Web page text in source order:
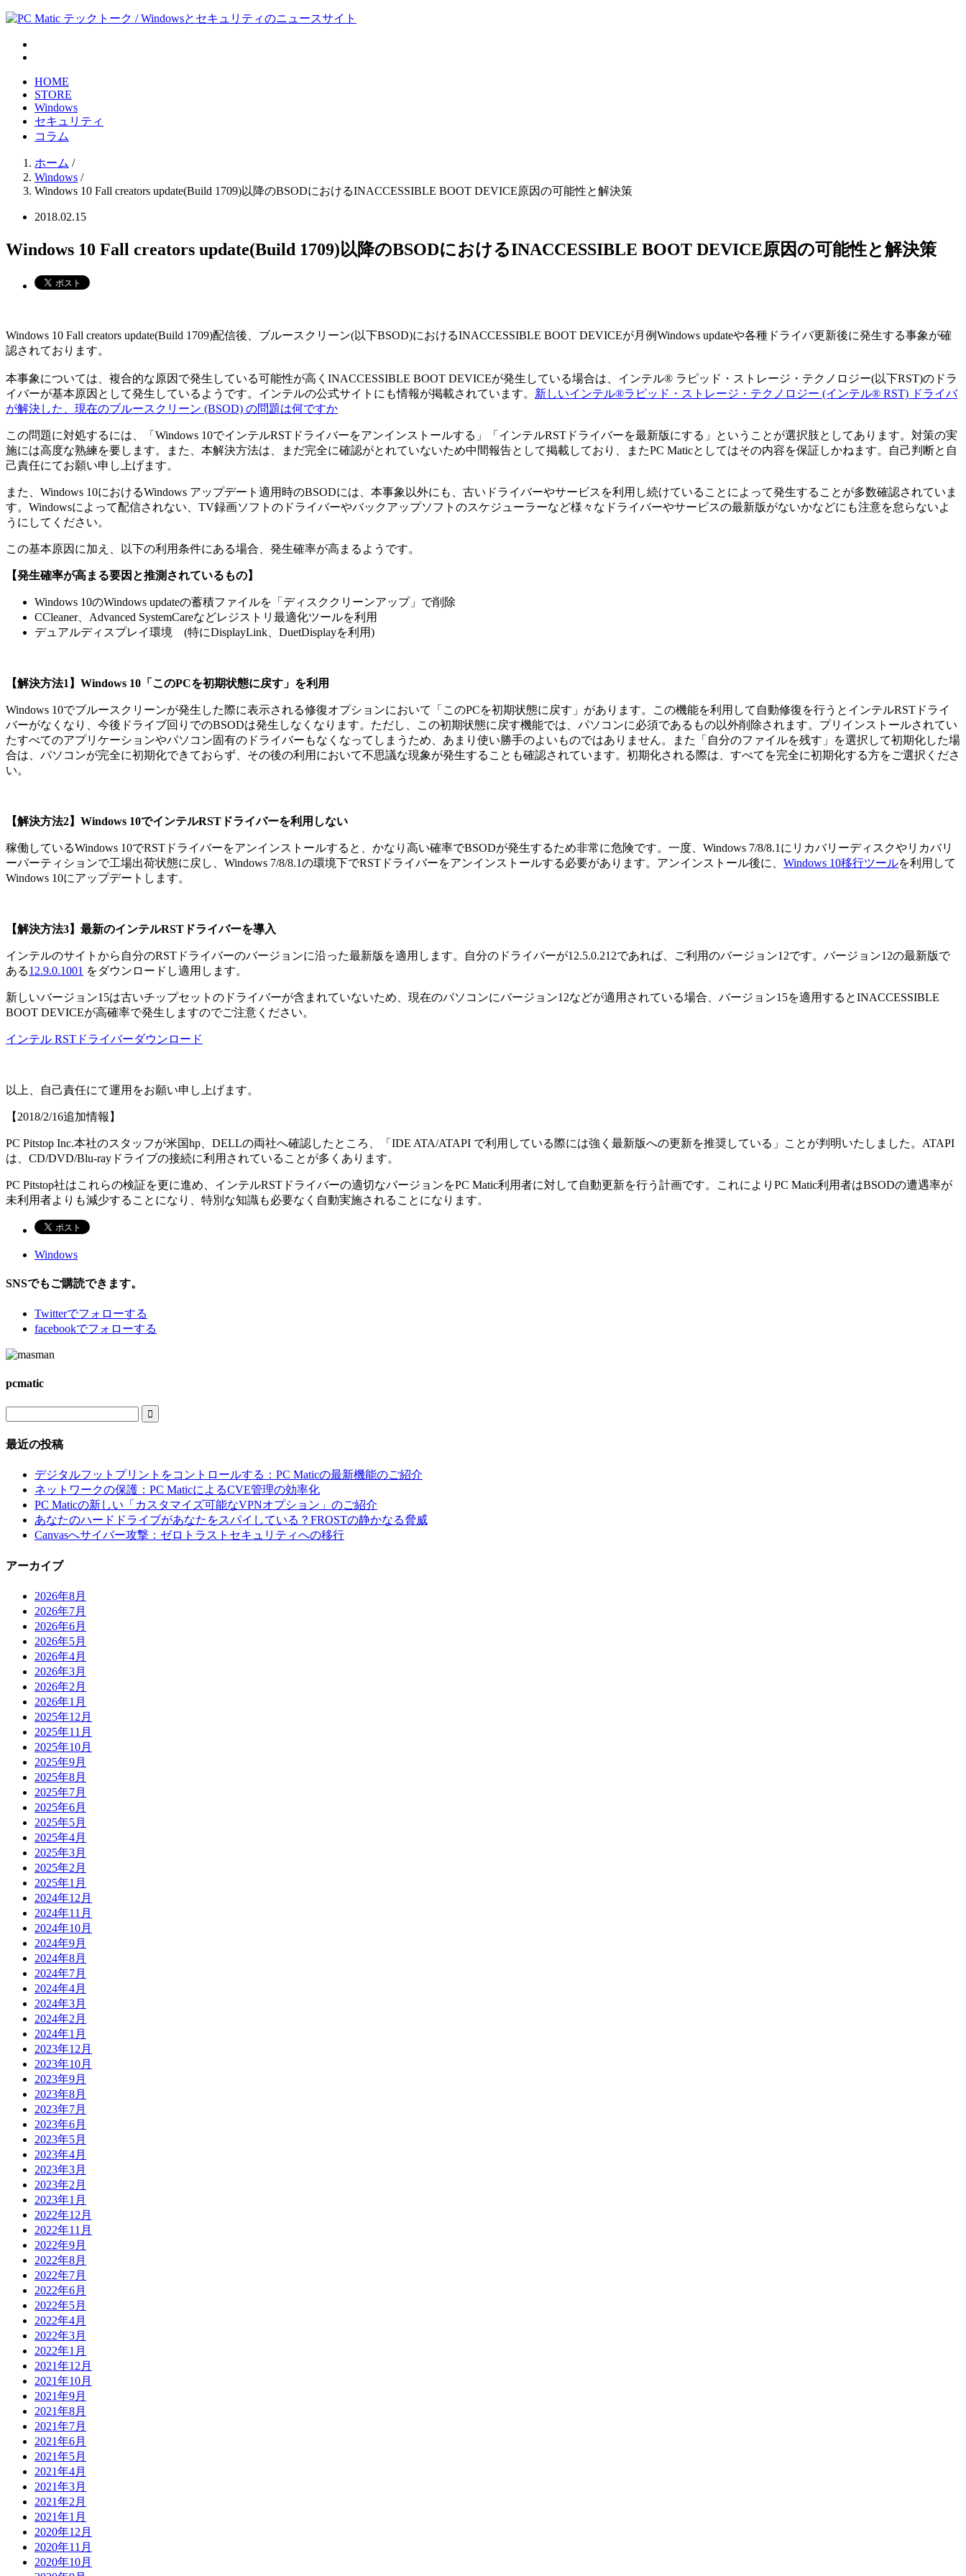
HOME
STORE
Windows
セキュリティ
コラム
ホーム /
Windows /
Windows 10 Fall creators update(Build 1709)以降のBSODにおけるINACCESSIBLE BOOT DEVICE原因の可能性と解決策
2018.02.15
Windows 10 Fall creators update(Build 1709)以降のBSODにおけるINACCESSIBLE BOOT DEVICE原因の可能性と解決策
Windows 10 Fall creators update(Build 1709)配信後、ブルースクリーン(以下BSOD)におけるINACCESSIBLE BOOT DEVICEが月例Windows updateや各種ドライバ更新後に発生する事象が確
認されております。
本事象については、複合的な原因で発生している可能性が高くINACCESSIBLE BOOT DEVICEが発生している場合は、インテル® ラピッド・ストレージ・テクノロジー(以下RST)のドラ
イバーが基本原因として発生しているようです。インテルの公式サイトにも情報が掲載されています。 新しいインテル®ラピッド・ストレージ・テクノロジー (インテル® RST) ドライバ
が解決した、現在のブルースクリーン (BSOD) の問題は何ですか
この問題に対処するには、「Windows 10でインテルRSTドライバーをアンインストールする」「インテルRSTドライバーを最新版にする」ということが選択肢としてあります。対策の実
施には高度な熟練を要します。また、本解決方法は、まだ完全に確認がとれていないため中間報告として掲載しており、またPC Maticとしてはその内容を保証しかねます。自己判断と自
己責任にてお願い申し上げます。
また、Windows 10におけるWindows アップデート適用時のBSODには、本事象以外にも、古いドライバーやサービスを利用し続けていることによって発生することが多数確認されていま
す。Windowsによって配信されない、TV録画ソフトのドライバーやバックアップソフトのスケジューラーなど様々なドライバーやサービスの最新版がないかなどにも注意を怠らないよ
うにしてください。
この基本原因に加え、以下の利用条件にある場合、発生確率が高まるようです。
【発生確率が高まる要因と推測されているもの】
Windows 10のWindows updateの蓄積ファイルを「ディスククリーンアップ」で削除
CCleaner、Advanced SystemCareなどレジストリ最適化ツールを利用
デュアルディスプレイ環境 (特にDisplayLink、DuetDisplayを利用)
【解決方法1】Windows 10「このPCを初期状態に戻す」を利用
Windows 10でブルースクリーンが発生した際に表示される修復オプションにおいて「このPCを初期状態に戻す」があります。この機能を利用して自動修復を行うとインテルRSTドライ
バーがなくなり、今後ドライブ回りでのBSODは発生しなくなります。ただし、この初期状態に戻す機能では、パソコンに必須であるもの以外削除されます。プリインストールされてい
たすべてのアプリケーションやパソコン固有のドライバーもなくなってしまうため、あまり使い勝手のよいものではありません。また「自分のファイルを残す」を選択して初期化した場
合は、パソコンが完全に初期化できておらず、その後の利用において不思議な現象が発生することも確認されています。初期化される際は、すべてを完全に初期化する方をご選択くださ
い。
【解決方法2】Windows 10でインテルRSTドライバーを利用しない
稼働しているWindows 10でRSTドライバーをアンインストールすると、かなり高い確率でBSODが発生するため非常に危険です。一度、Windows 7/8/8.1にリカバリーディスクやリカバリ
ーパーティションで工場出荷状態に戻し、Windows 7/8/8.1の環境下でRSTドライバーをアンインストールする必要があります。アンインストール後に、 Windows 10移行ツールを利用して
Windows 10にアップデートします。
【解決方法3】最新のインテルRSTドライバーを導入
インテルのサイトから自分のRSTドライバーのバージョンに沿った最新版を適用します。自分のドライバーが12.5.0.212であれば、ご利用のバージョン12です。バージョン12の最新版で
ある12.9.0.1001 をダウンロードし適用します。
新しいバージョン15は古いチップセットのドライバーが含まれていないため、現在のパソコンにバージョン12などが適用されている場合、バージョン15を適用するとINACCESSIBLE
BOOT DEVICEが高確率で発生しますのでご注意ください。
インテル RSTドライバーダウンロード
以上、自己責任にて運用をお願い申し上げます。
【2018/2/16追加情報】
PC Pitstop Inc.本社のスタッフが米国hp、DELLの両社へ確認したところ、「IDE ATA/ATAPI で利用している際には強く最新版への更新を推奨している」ことが判明いたしました。ATAPI
は、CD/DVD/Blu-rayドライブの接続に利用されていることが多くあります。
PC Pitstop社はこれらの検証を更に進め、インテルRSTドライバーの適切なバージョンをPC Matic利用者に対して自動更新を行う計画です。これによりPC Matic利用者はBSODの遭遇率が
未利用者よりも減少することになり、特別な知識も必要なく自動実施されることになります。
Windows
SNSでもご購読できます。
Twitterでフォローする
facebookでフォローする
pcmatic

最近の投稿
デジタルフットプリントをコントロールする：PC Maticの最新機能のご紹介
ネットワークの保護：PC MaticによるCVE管理の効率化
PC Maticの新しい「カスタマイズ可能なVPNオプション」のご紹介
あなたのハードドライブがあなたをスパイしている？FROSTの静かなる脅威
Canvasへサイバー攻撃：ゼロトラストセキュリティへの移行
アーカイブ
2026年8月
2026年7月
2026年6月
2026年5月
2026年4月
2026年3月
2026年2月
2026年1月
2025年12月
2025年11月
2025年10月
2025年9月
2025年8月
2025年7月
2025年6月
2025年5月
2025年4月
2025年3月
2025年2月
2025年1月
2024年12月
2024年11月
2024年10月
2024年9月
2024年8月
2024年7月
2024年4月
2024年3月
2024年2月
2024年1月
2023年12月
2023年10月
2023年9月
2023年8月
2023年7月
2023年6月
2023年5月
2023年4月
2023年3月
2023年2月
2023年1月
2022年12月
2022年11月
2022年9月
2022年8月
2022年7月
2022年6月
2022年5月
2022年4月
2022年3月
2022年1月
2021年12月
2021年10月
2021年9月
2021年8月
2021年7月
2021年6月
2021年5月
2021年4月
2021年3月
2021年2月
2021年1月
2020年12月
2020年11月
2020年10月